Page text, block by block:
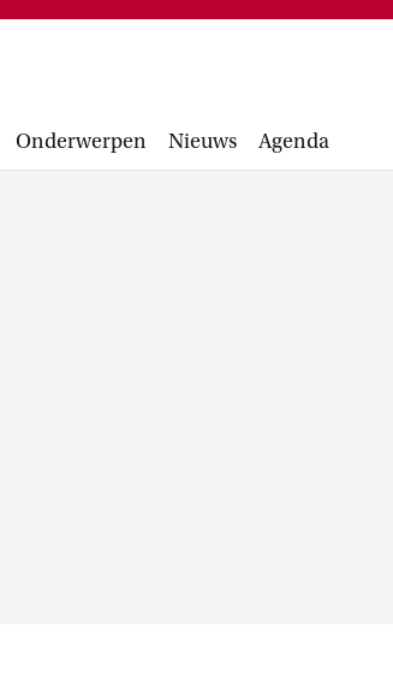
Onderwerpen Nieuws Agenda
Financiële administratie, facturen,